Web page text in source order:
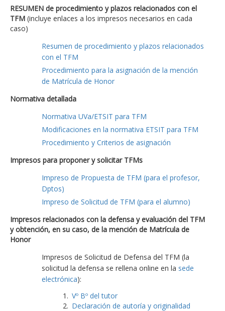
RESUMEN de procedimiento y plazos relacionados con el
TFM (incluye enlaces a los impresos necesarios en cada
caso)
Resumen de procedimiento y plazos relacionados
con el TFM
Procedimiento para la asignación de la mención
de Matrícula de Honor
Normativa detallada
Normativa UVa/ETSIT para TFM
Modificaciones en la normativa ETSIT para TFM
Procedimiento y Criterios de asignación
Impresos para proponer y solicitar TFMs
Impreso de Propuesta de TFM (para el profesor,
Dptos)
Impreso de Solicitud de TFM (para el alumno)
Impresos relacionados con la defensa y evaluación del TFM
y obtención, en su caso, de la mención de Matrícula de
Honor
Impresos de Solicitud de Defensa del TFM (la
solicitud la defensa se rellena online en la sede
electrónica):
Vº Bº del tutor
Declaración de autoría y originalidad